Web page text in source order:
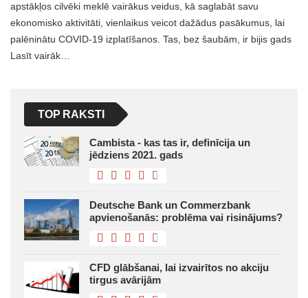
apstākļos cilvēki meklē vairākus veidus, kā saglabāt savu
ekonomisko aktivitāti, vienlaikus veicot dažādus pasākumus, lai
palēninātu COVID-19 izplatīšanos. Tas, bez šaubām, ir bijis gads
Lasīt vairāk…
TOP RAKSTI
Cambista - kas tas ir, definīcija un
jēdziens 2021. gads
Deutsche Bank un Commerzbank
apvienošanās: problēma vai risinājums?
CFD glābšanai, lai izvairītos no akciju
tirgus avārijām